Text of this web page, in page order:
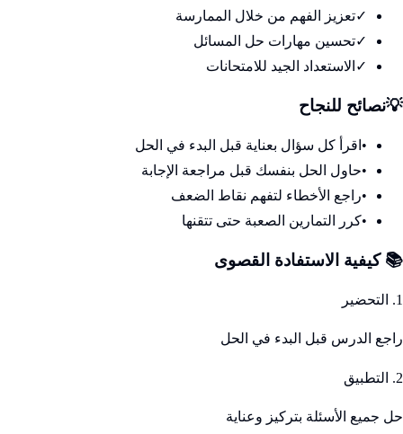
✓تعزيز الفهم من خلال الممارسة
✓تحسين مهارات حل المسائل
✓ الاستعداد الجيد للامتحانات
💡نصائح للنجاح
• اقرأ كل سؤال بعناية قبل البدء في الحل
•حاول الحل بنفسك قبل مراجعة الإجابة
•راجع الأخطاء لتفهم نقاط الضعف
•كرر التمارين الصعبة حتى تتقنها
📚 كيفية الاستفادة القصوى
1. التحضير
راجع الدرس قبل البدء في الحل
2. التطبيق
حل جميع الأسئلة بتركيز وعناية